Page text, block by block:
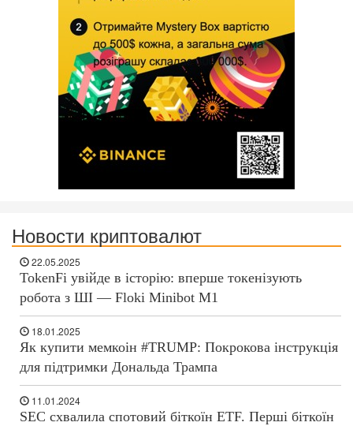
Новости криптовалют
22.05.2025
TokenFi увійде в історію: вперше токенізують
робота з ШІ — Floki Minibot M1
18.01.2025
Як купити мемкоін #TRUMP: Покрокова інструкція
для підтримки Дональда Трампа
11.01.2024
SEC схвалила спотовий біткоїн ETF. Перші біткоїн